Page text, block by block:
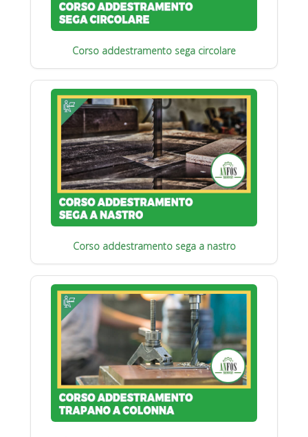
Corso addestramento sega circolare
Corso addestramento sega a nastro